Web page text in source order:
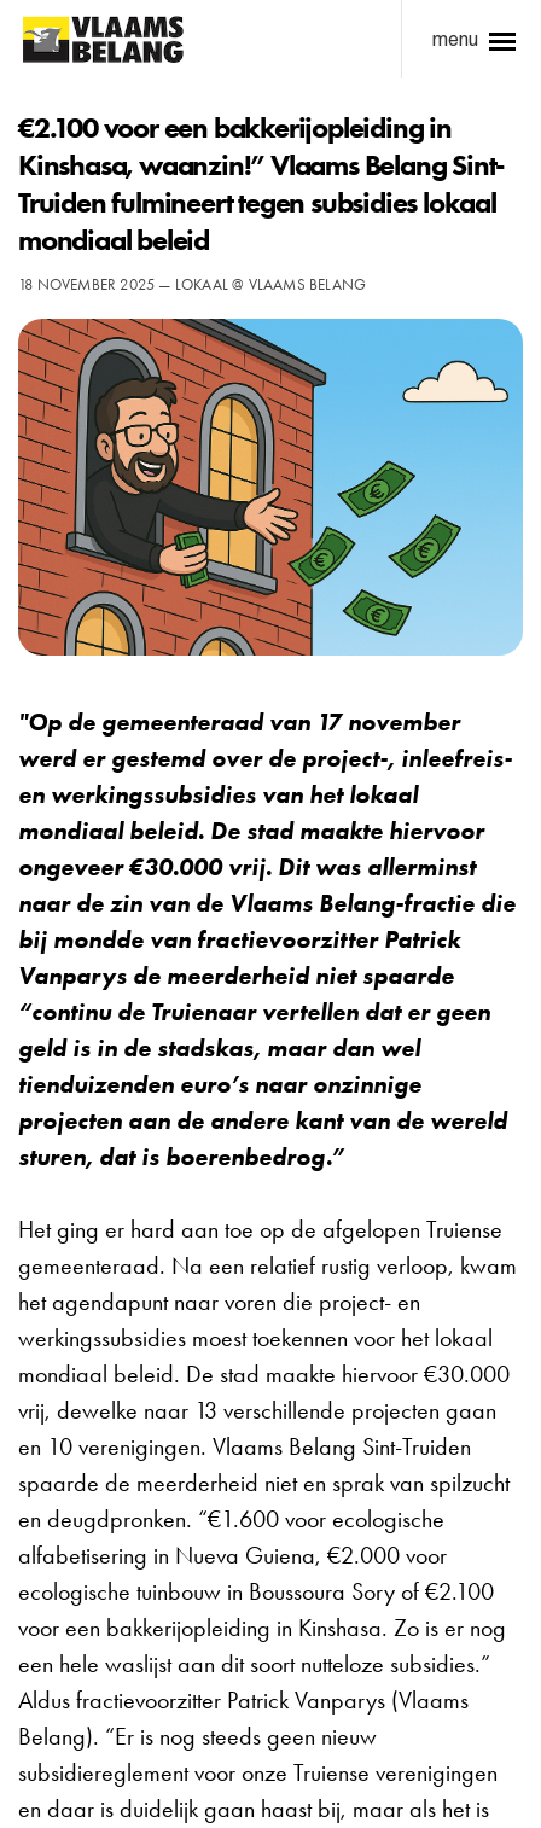
menu
€2.100 voor een bakkerijopleiding in
Kinshasa, waanzin!” Vlaams Belang Sint-
Truiden fulmineert tegen subsidies lokaal
mondiaal beleid
18 NOVEMBER 2025 — LOKAAL @ VLAAMS BELANG
"Op de gemeenteraad van 17 november
werd er gestemd over de project-, inleefreis-
en werkingssubsidies van het lokaal
mondiaal beleid. De stad maakte hiervoor
ongeveer €30.000 vrij. Dit was allerminst
naar de zin van de Vlaams Belang-fractie die
bij mondde van fractievoorzitter Patrick
Vanparys de meerderheid niet spaarde
“continu de Truienaar vertellen dat er geen
geld is in de stadskas, maar dan wel
tienduizenden euro’s naar onzinnige
projecten aan de andere kant van de wereld
sturen, dat is boerenbedrog.”
Het ging er hard aan toe op de afgelopen Truiense
gemeenteraad. Na een relatief rustig verloop, kwam
het agendapunt naar voren die project- en
werkingssubsidies moest toekennen voor het lokaal
mondiaal beleid. De stad maakte hiervoor €30.000
vrij, dewelke naar 13 verschillende projecten gaan
en 10 verenigingen. Vlaams Belang Sint-Truiden
spaarde de meerderheid niet en sprak van spilzucht
en deugdpronken. “€1.600 voor ecologische
alfabetisering in Nueva Guiena, €2.000 voor
ecologische tuinbouw in Boussoura Sory of €2.100
voor een bakkerijopleiding in Kinshasa. Zo is er nog
een hele waslijst aan dit soort nutteloze subsidies.”
Aldus fractievoorzitter Patrick Vanparys (Vlaams
Belang). “Er is nog steeds geen nieuw
subsidiereglement voor onze Truiense verenigingen
en daar is duidelijk gaan haast bij, maar als het is